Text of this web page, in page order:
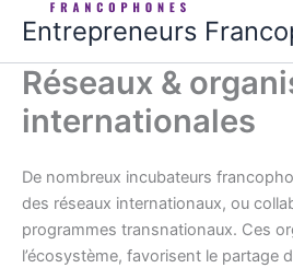
Entrepreneurs
Réseaux &
internationales
De nombreux incubateurs
des réseaux internationaux, ou
programmes transnationaux. Ces
l’écosystème, favorisent le partage